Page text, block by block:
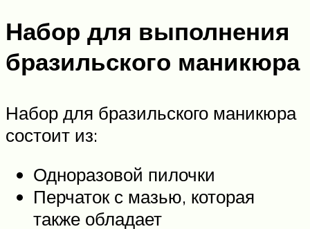
Набор для выполнения
бразильского маникюра
Набор для бразильского маникюра
состоит из:
Одноразовой пилочки
Перчаток с мазью, которая
также обладает